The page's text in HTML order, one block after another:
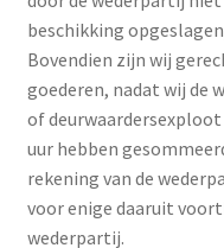
beschikking
Bovendien zijn wij
goederen, nadat wij de
of
uur hebben
rekening van de
voor enige daaruit
wederpartij.